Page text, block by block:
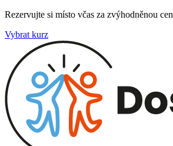
Rezervujte si místo včas za zvýhodněnou
Vybrat kurz